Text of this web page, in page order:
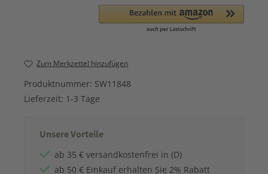
Zum Merkzettel hinzufügen
Produktnummer: SW11848
Lieferzeit: 1-3 Tage
Unsere Vorteile
ab 35 € versandkostenfrei in (D)
ab 50 € Einkauf erhalten Sie 2% Rabatt